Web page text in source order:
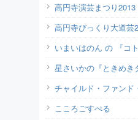
高円寺演芸まつり2013
高円寺びっくり大道芸
いまいはのん の 『コ
星さいかの『ときめき
チャイルド・ファンド
こころごすぺる